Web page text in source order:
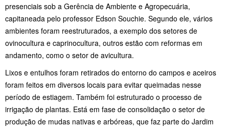
presenciais sob a Gerência de Ambiente e Agropecuária,
capitaneada pelo professor Edson Souchie. Segundo ele, vários
ambientes foram reestruturados, a exemplo dos setores de
ovinocultura e caprinocultura, outros estão com reformas em
andamento, como o setor de avicultura.
Lixos e entulhos foram retirados do entorno do campos e aceiros
foram feitos em diversos locais para evitar queimadas nesse
período de estiagem. Também foi estruturado o processo de
irrigação de plantas. Está em fase de consolidação o setor de
produção de mudas nativas e arbóreas, que faz parte do Jardim